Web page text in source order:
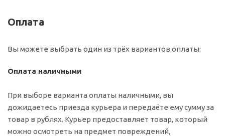
Оплата
Вы можете выбрать один из трёх вариантов оплаты:
Оплата наличными
При выборе варианта оплаты наличными, вы
дожидаетесь приезда курьера и передаёте ему сумму за
товар в рублях. Курьер предоставляет товар, который
можно осмотреть на предмет повреждений,